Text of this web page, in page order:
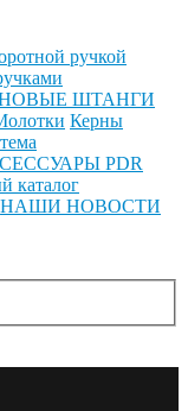
ручкой
ШТАНГИ
Керны
PDR
каталог
НАШИ НОВОСТИ